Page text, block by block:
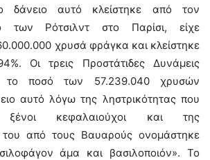
δάνειο αυτό κλείστηκε από τον
των Ρότσιλντ στο Παρίσι, είχε
χρυσά φράγκα και κλείστηκε
Οι τρεις Προστάτιδες Δυνάμεις
το ποσό των 57.239.040 χρυσών
αυτό λόγω της ληστρικότητας που
ξένοι κεφαλαιούχοι και της
του από τους Βαυαρούς ονομάστηκε
άμα και βασιλοποιόν». Το